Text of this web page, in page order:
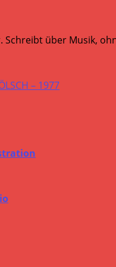
Schreibt über Musik,